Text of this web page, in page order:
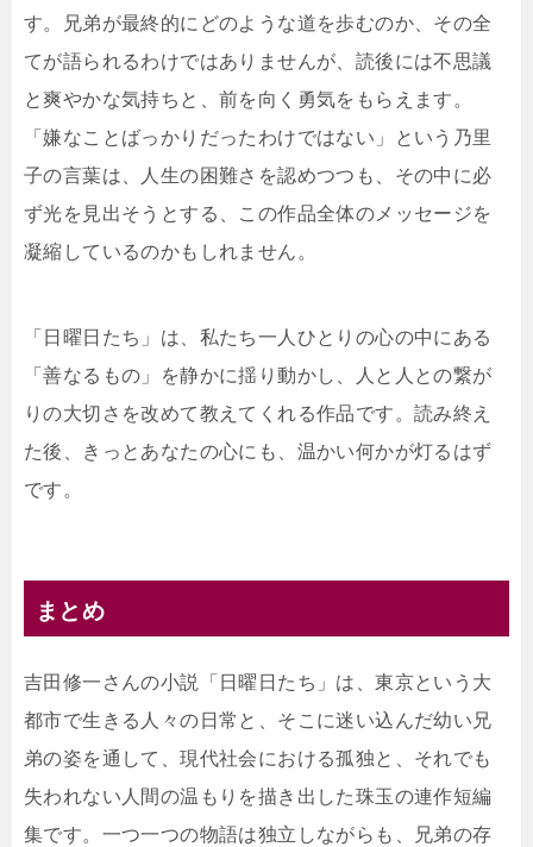
す。兄弟が最終的にどのような道を歩むのか、その全
てが語られるわけではありませんが、読後には不思議
と爽やかな気持ちと、前を向く勇気をもらえます。
「嫌なことばっかりだったわけではない」という乃里
子の言葉は、人生の困難さを認めつつも、その中に必
ず光を見出そうとする、この作品全体のメッセージを
凝縮しているのかもしれません。
「日曜日たち」は、私たち一人ひとりの心の中にある
「善なるもの」を静かに揺り動かし、人と人との繋が
りの大切さを改めて教えてくれる作品です。読み終え
た後、きっとあなたの心にも、温かい何かが灯るはず
です。
まとめ
吉田修一さんの小説「日曜日たち」は、東京という大
都市で生きる人々の日常と、そこに迷い込んだ幼い兄
弟の姿を通して、現代社会における孤独と、それでも
失われない人間の温もりを描き出した珠玉の連作短編
集です。一つ一つの物語は独立しながらも、兄弟の存